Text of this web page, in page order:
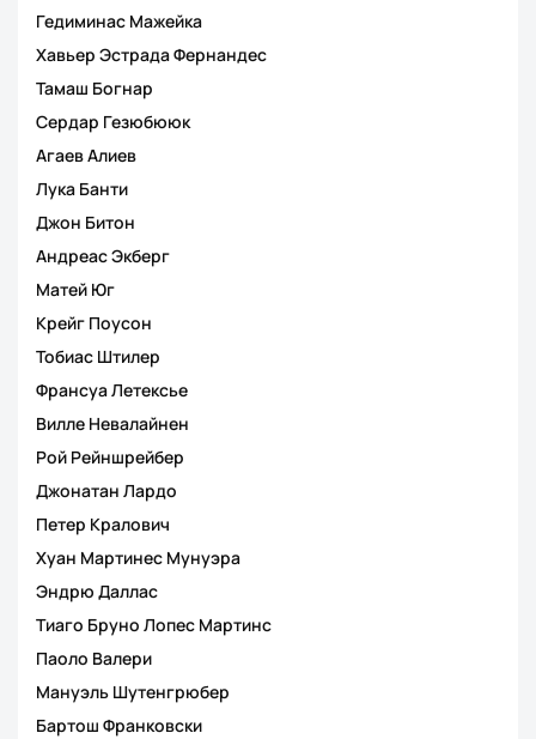
Гедиминас Мажейка
Хавьер Эстрада Фернандес
Тамаш Богнар
Сердар Гезюбююк
Агаев Алиев
Лука Банти
Джон Битон
Андреас Экберг
Матей Юг
Крейг Поусон
Тобиас Штилер
Франсуа Летексье
Вилле Невалайнен
Рой Рейншрейбер
Джонатан Лардо
Петер Кралович
Хуан Мартинес Мунуэра
Эндрю Даллас
Тиаго Бруно Лопес Мартинс
Паоло Валери
Мануэль Шутенгрюбер
Бартош Франковски